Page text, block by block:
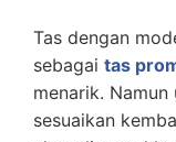
Tas dengan
sebagai tas
menarik.
sesuaikan